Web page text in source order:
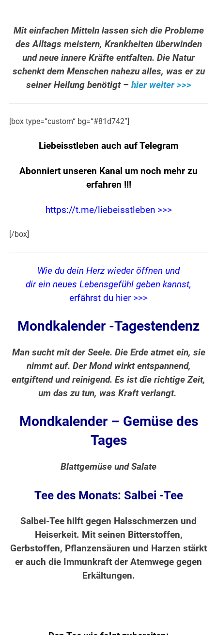
Mit einfachen Mitteln lassen sich die Probleme
des Alltags meistern, Krankheiten überwinden
und neue innere Kräfte entfalten. Die Natur
schenkt dem Menschen nahezu alles, was er zu
seiner Heilung benötigt – hier weiter >>>
[box type=“custom“ bg=“#81d742″]
Liebeisstleben auch auf Telegram
Abonniert unseren Kanal um noch mehr zu
erfahren !!!
https://t.me/liebeisstleben >>>
[/box]
Wie du dein Herz wieder öffnen und
dir ein neues Lebensgefühl geben kannst,
erfährst du hier >>>
Mondkalender -Tagestendenz
Man sucht mit der Seele. Die Erde atmet ein, sie
nimmt auf. Der Mond wirkt entspannend,
entgiftend und reinigend. Es ist die richtige Zeit,
um das zu tun, was Kraft verlangt.
Mondkalender – Gemüse des
Tages
Blattgemüse und Salate
Tee des Monats: Salbei -Tee
Salbei-Tee hilft gegen Halsschmerzen und
Heiserkeit. Mit seinen Bitterstoffen,
Gerbstoffen, Pflanzensäuren und Harzen stärkt
er auch die Immunkraft der Atemwege gegen
Erkältungen.